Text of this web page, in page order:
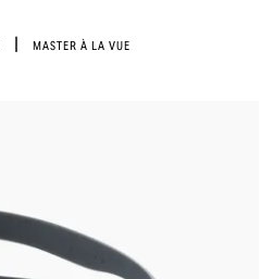
MASTER À LA VUE